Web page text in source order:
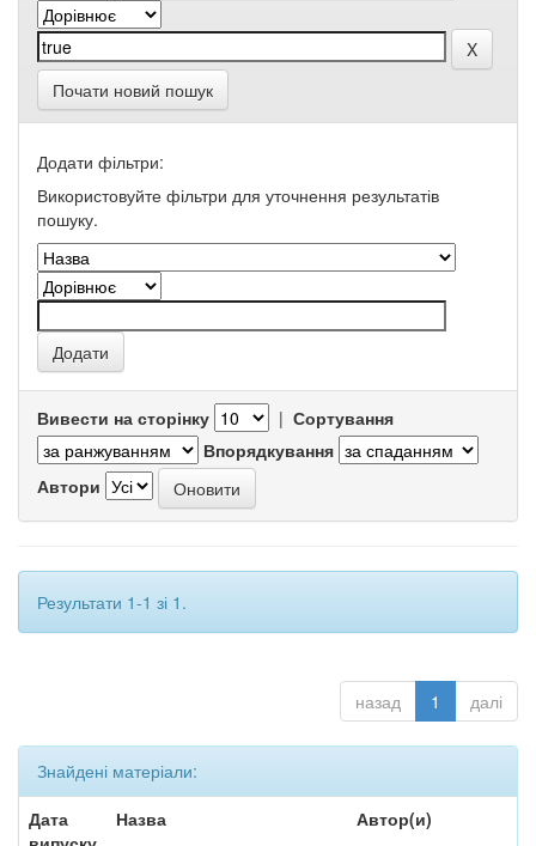
Почати новий пошук
Додати фільтри:
Використовуйте фільтри для уточнення результатів
пошуку.
Вивести на сторінку | Сортування
Впорядкування
Автори
Результати 1-1 зі 1.
назад 1 далі
Знайдені матеріали:
Дата
Назва Автор(и)